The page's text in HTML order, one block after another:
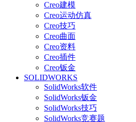
Creo建模
Creo运动仿真
Creo技巧
Creo曲面
Creo资料
Creo插件
Creo钣金
SOLIDWORKS
SolidWorks软件
SolidWorks钣金
SolidWorks技巧
SolidWorks竞赛题